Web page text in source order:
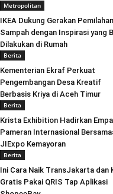
Metropolitan
IKEA Dukung Gerakan Pemilahan
Sampah dengan Inspirasi yang
Dilakukan di Rumah
Berita
Kementerian Ekraf Perkuat
Pengembangan Desa Kreatif
Berbasis Kriya di Aceh Timur
Berita
Krista Exhibition Hadirkan
Pameran Internasional
JIExpo Kemayoran
Berita
Ini Cara Naik TransJakarta dan
Gratis Pakai QRIS Tap Aplikasi